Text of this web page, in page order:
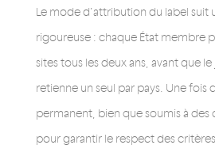
Le mode d’attribution du label suit
rigoureuse : chaque État membre
sites tous les deux ans, avant que
retienne un seul par pays. Une fois
permanent, bien que soumis à des
pour garantir le respect des